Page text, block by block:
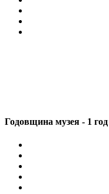
Годовщина музея - 1 год